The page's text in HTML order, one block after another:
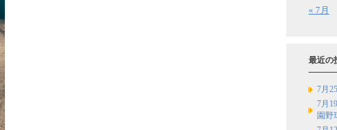
« 7月
最近の
7月
7月
園野